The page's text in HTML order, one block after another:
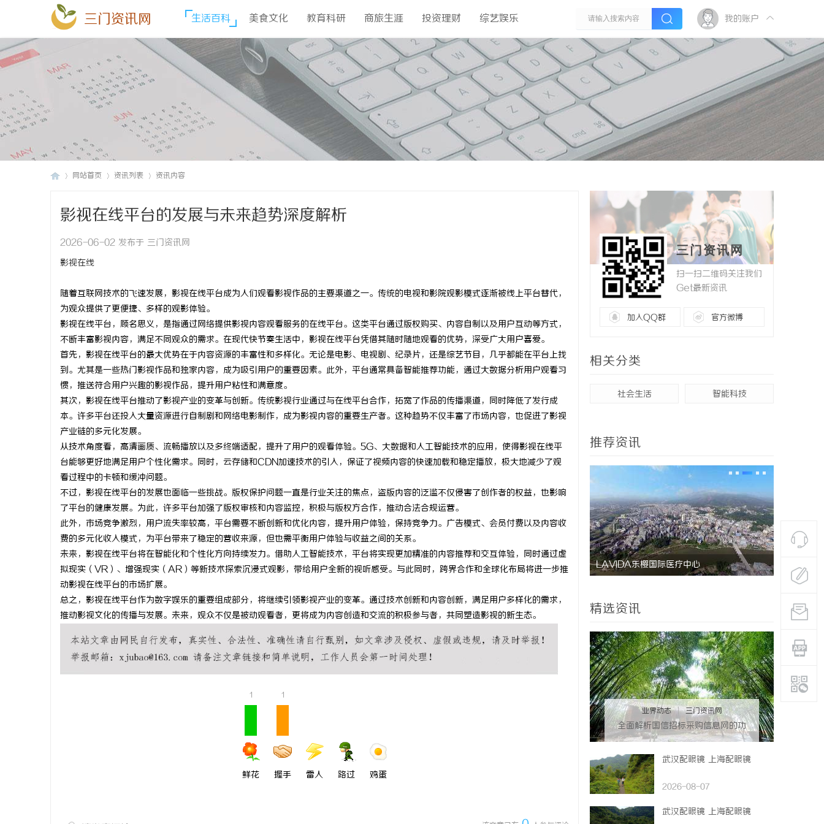
三门资讯网 生活百科 美食文化 教育科研 商旅生涯 投资理财 综艺娱乐 我的账户
网站首页 资讯列表 资讯内容
影视在线平台的发展与未来趋势深度解析
2026-06-02 发布于 三门资讯网
影视在线
随着互联网技术的飞速发展，影视在线平台成为人们观看影视作品的主要渠道之一。传统的电视和影院观影模式逐渐被线上平台替代，
为观众提供了更便捷、多样的观影体验。
影视在线平台，顾名思义，是指通过网络提供影视内容观看服务的在线平台。这类平台通过版权购买、内容自制以及用户互动等方式，
不断丰富影视内容，满足不同观众的需求。在现代快节奏生活中，影视在线平台凭借其随时随地观看的优势，深受广大用户喜爱。
首先，影视在线平台的最大优势在于内容资源的丰富性和多样化。无论是电影、电视剧、纪录片，还是综艺节目，几乎都能在平台上找
到。尤其是一些热门影视作品和独家内容，成为吸引用户的重要因素。此外，平台通常具备智能推荐功能，通过大数据分析用户观看习
惯，推送符合用户兴趣的影视作品，提升用户粘性和满意度。
其次，影视在线平台推动了影视产业的变革与创新。传统影视行业通过与在线平台合作，拓宽了作品的传播渠道，同时降低了发行成
本。许多平台还投入大量资源进行自制剧和网络电影制作，成为影视内容的重要生产者。这种趋势不仅丰富了市场内容，也促进了影视
产业链的多元化发展。
从技术角度看，高清画质、流畅播放以及多终端适配，提升了用户的观看体验。5G、大数据和人工智能技术的应用，使得影视在线平
台能够更好地满足用户个性化需求。同时，云存储和CDN加速技术的引入，保证了视频内容的快速加载和稳定播放，极大地减少了观
看过程中的卡顿和缓冲问题。
不过，影视在线平台的发展也面临一些挑战。版权保护问题一直是行业关注的焦点，盗版内容的泛滥不仅侵害了创作者的权益，也影响
了平台的健康发展。为此，许多平台加强了版权审核和内容监控，积极与版权方合作，推动合法合规运营。
此外，市场竞争激烈，用户流失率较高，平台需要不断创新和优化内容，提升用户体验，保持竞争力。广告模式、会员付费以及内容收
费的多元化收入模式，为平台带来了稳定的营收来源，但也需平衡用户体验与收益之间的关系。
未来，影视在线平台将在智能化和个性化方向持续发力。借助人工智能技术，平台将实现更加精准的内容推荐和交互体验，同时通过虚
拟现实（VR）、增强现实（AR）等新技术探索沉浸式观影，带给用户全新的视听感受。与此同时，跨界合作和全球化布局将进一步推
动影视在线平台的市场扩展。
总之，影视在线平台作为数字娱乐的重要组成部分，将继续引领影视产业的变革。通过技术创新和内容创新，满足用户多样化的需求，
推动影视文化的传播与发展。未来，观众不仅是被动观看者，更将成为内容创造和交流的积极参与者，共同塑造影视的新生态。
1
鲜花
1
握手 雷人 路过 鸡蛋
三门资讯网
扫一扫二维码关注我们
Get最新资讯
加入QQ群 官方微博
相关分类
社会生活 智能科技
推荐资讯
贝净 AC 国际医疗实验室，标准化研发体系 武汉配眼镜 上海配眼镜 LAVIDA乐樱国际医疗中心 防坠落水
用与应用
精选资讯
业界动态 | 三门资讯网
全面解析国信招标采购信息网的功
能与优势
武汉配眼镜 上海配眼镜
2026-08-07
武汉配眼镜 上海配眼镜